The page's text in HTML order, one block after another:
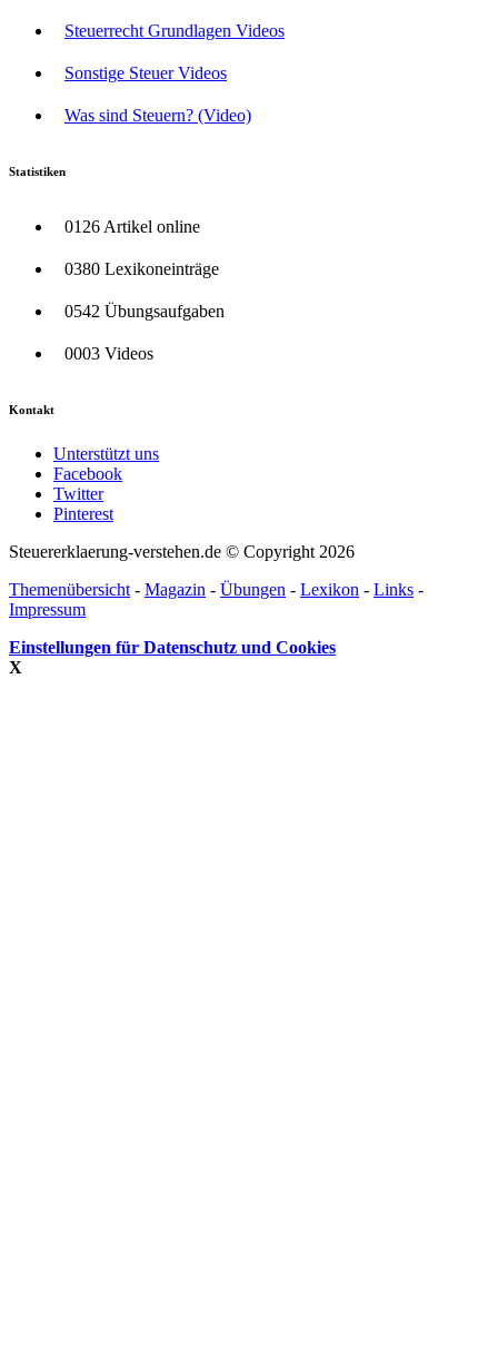
Steuerrecht Grundlagen Videos
Sonstige Steuer Videos
Was sind Steuern? (Video)
Statistiken
0126 Artikel online
0380 Lexikoneinträge
0542 Übungsaufgaben
0003 Videos
Kontakt
Unterstützt uns
Facebook
Twitter
Pinterest
Steuererklaerung-verstehen.de © Copyright 2026
Themenübersicht - Magazin - Übungen - Lexikon - Links -
Impressum
Einstellungen für Datenschutz und Cookies
X